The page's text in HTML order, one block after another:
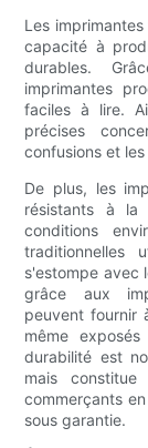
Les
capacité à
durables.
imprimantes
faciles à lire.
précises
confusions et
De plus, les
résistants à la
conditions
traditionnelles
s'estompe avec
grâce aux
peuvent fournir
même
durabilité est
mais
commerçants
sous garantie.